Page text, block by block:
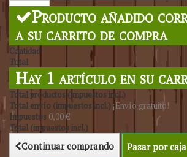
BuscarProducto añadido
a su carrito de compra
Cantidad
Total
Hay 1 artículo en su
Total productos (impuestos incl.)
Total envío (impuestos incl.) ¡Envío gratuito!
Impuestos 0,00 €
Total (impuestos incl.)
Continuar comprando Pasar por caja